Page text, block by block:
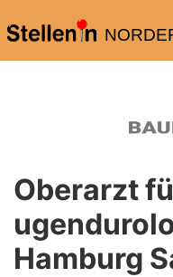
Oberarzt
Hamburg